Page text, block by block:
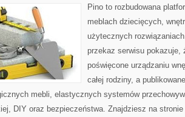
Pino to rozbudowana
meblach dziecięcych,
użytecznych
przekaz serwisu pokazuje,
poświęcone urządzaniu
całej rodziny, a
mebli, elastycznych systemów
DIY oraz bezpieczeństwa. Znajdziesz na